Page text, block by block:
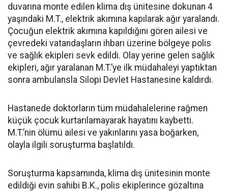
duvarına monte edilen klima dış ünitesine dokunan 4
yaşındaki M.T., elektrik akımına kapılarak ağır yaralandı.
Çocuğun elektrik akımına kapıldığını gören ailesi ve
çevredeki vatandaşların ihbarı üzerine bölgeye polis
ve sağlık ekipleri sevk edildi. Olay yerine gelen sağlık
ekipleri, ağır yaralanan M.T.’ye ilk müdahaleyi yaptıktan
sonra ambulansla Silopi Devlet Hastanesine kaldırdı.
Hastanede doktorların tüm müdahalelerine rağmen
küçük çocuk kurtarılamayarak hayatını kaybetti.
M.T.’nin ölümü ailesi ve yakınlarını yasa boğarken,
olayla ilgili soruşturma başlatıldı.
Soruşturma kapsamında, klima dış ünitesinin monte
edildiği evin sahibi B.K., polis ekiplerince gözaltına